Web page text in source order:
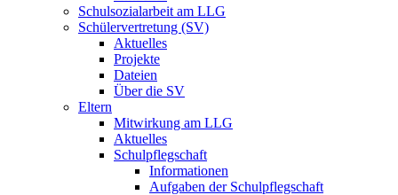
Schulsozialarbeit am LLG
Schülervertretung (SV)
Aktuelles
Projekte
Dateien
Über die SV
Eltern
Mitwirkung am LLG
Aktuelles
Schulpflegschaft
Informationen
Aufgaben der Schulpflegschaft